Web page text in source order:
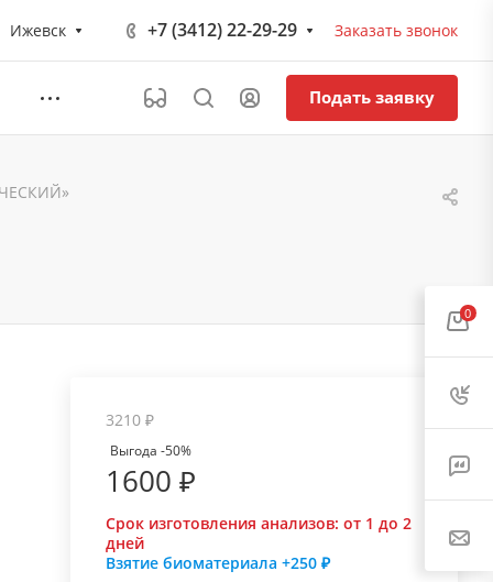
Ижевск +7 (3412) 22-29-29 Заказать звонок
Подать заявку
3210 ₽
Выгода -50%
1600 ₽
Срок изготовления анализов: от 1 до 2
дней
Взятие биоматериала +250 ₽
0